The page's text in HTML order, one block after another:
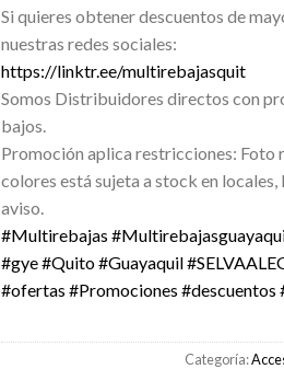
Si quieres obtener descuentos de
nuestras redes sociales:
https://linktr.ee/multirebajasquit
Somos Distribuidores directos con
bajos.
Promoción aplica restricciones: Foto
colores está sujeta a stock en
aviso.
#Multirebajas
#gye#Quito#Guayaquil
#ofertas #Promociones #descuentos
Categoría: